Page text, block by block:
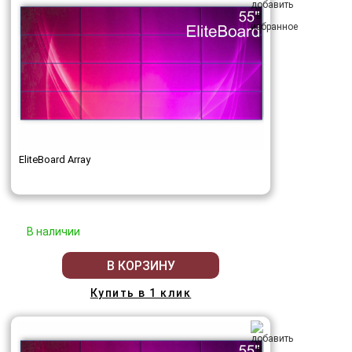
EliteBoard Array
В наличии
В КОРЗИНУ
Купить в 1 клик